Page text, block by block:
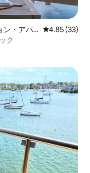
ン・アパ
レビュー33
4.85 (33)
ク